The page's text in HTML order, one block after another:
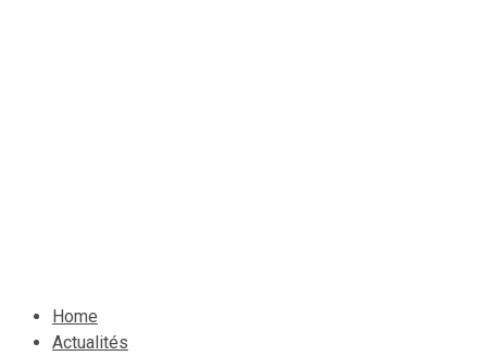
Home
Actualités